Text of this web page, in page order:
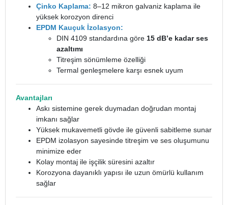
Çinko Kaplama: 8–12 mikron galvaniz kaplama ile
yüksek korozyon direnci
EPDM Kauçuk İzolasyon:
DIN 4109 standardına göre 15 dB’e kadar ses
azaltımı
Titreşim sönümleme özelliği
Termal genleşmelere karşı esnek uyum
Avantajları
Askı sistemine gerek duymadan doğrudan montaj
imkanı sağlar
Yüksek mukavemetli gövde ile güvenli sabitleme sunar
EPDM izolasyon sayesinde titreşim ve ses oluşumunu
minimize eder
Kolay montaj ile işçilik süresini azaltır
Korozyona dayanıklı yapısı ile uzun ömürlü kullanım
sağlar